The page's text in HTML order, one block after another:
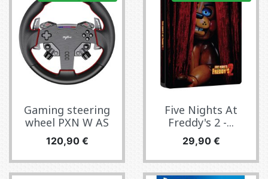
Gaming steering
wheel PXN W AS
Pris
120,90 €
Five Nights At
Freddy's 2 -...
Pris
29,90 €